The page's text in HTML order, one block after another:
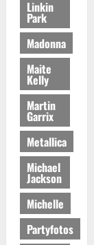
Linkin
Park
Madonna
Maite
Kelly
Martin
Garrix
Metallica
Michael
Jackson
Michelle
Partyfotos